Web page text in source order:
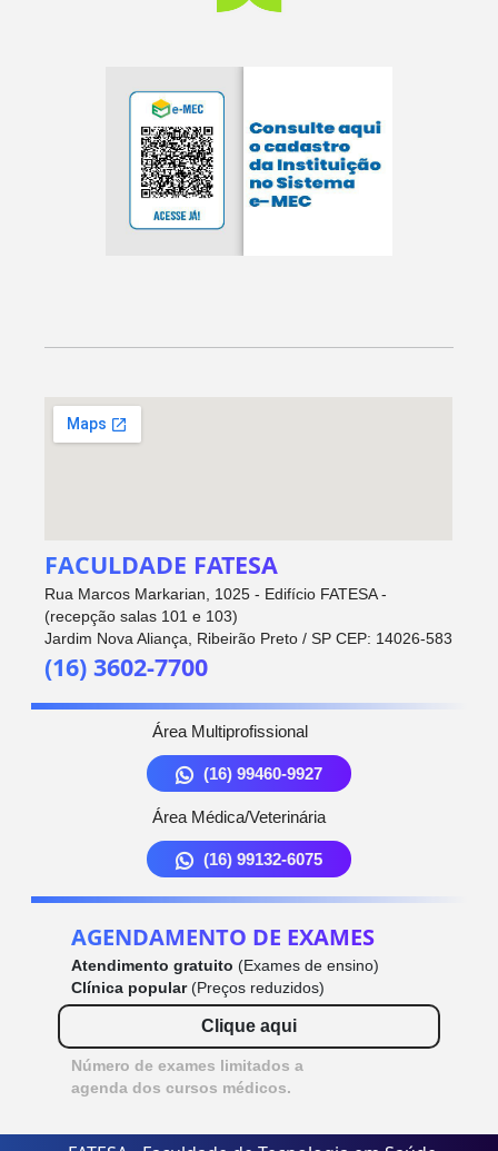
FACULDADE FATESA
Rua Marcos Markarian, 1025 - Edifício FATESA -
(recepção salas 101 e 103)
Jardim Nova Aliança, Ribeirão Preto / SP CEP: 14026-583
(16) 3602-7700
Área Multiprofissional
(16) 99460-9927
Área Médica/Veterinária
(16) 99132-6075
AGENDAMENTO DE EXAMES
Atendimento gratuito (Exames de ensino)
Clínica popular(Preços reduzidos)
Clique aqui
Número de exames limitados a
agenda dos cursos médicos.